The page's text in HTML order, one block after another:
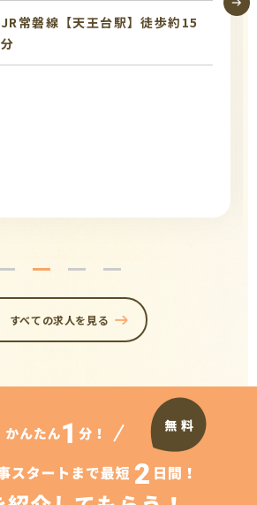
JR常磐線【天王台駅】徒歩約15
分
すべての求人を見る